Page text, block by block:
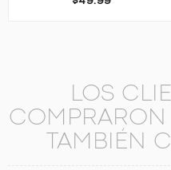
LOS
COMPRARON
TAMBIÉN